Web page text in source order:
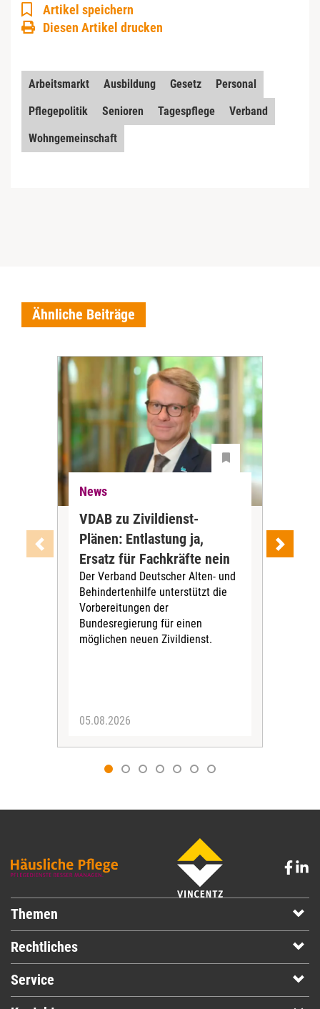
Artikel speichern
Diesen Artikel drucken
Arbeitsmarkt Ausbildung Gesetz
Personal
Pflegepolitik
Senioren Tagespflege
Verband
Wohngemeinschaft
Ähnliche Beiträge
News
VDAB zu Zivildienst-
Plänen: Entlastung ja,
Ersatz für Fachkräfte nein
Der Verband Deutscher Alten- und
Behindertenhilfe unterstützt die
Vorbereitungen der
Bundesregierung für einen
möglichen neuen Zivildienst.
05.08.2026
Themen
Rechtliches
Service